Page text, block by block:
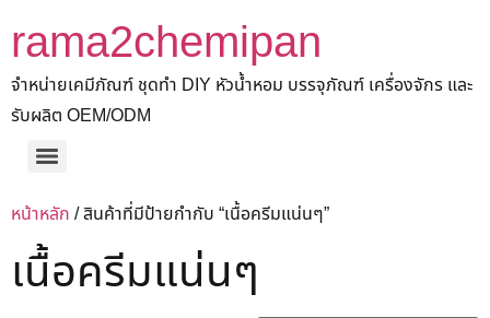
rama2chemipan
จำหน่ายเคมีภัณฑ์ ชุดทำ DIY หัวน้ำหอม บรรจุภัณฑ์ เครื่องจักร และ
รับผลิต OEM/ODM
หน้าหลัก / สินค้าที่มีป้ายกำกับ “เนื้อครีมแน่นๆ”
เนื้อครีมแน่นๆ